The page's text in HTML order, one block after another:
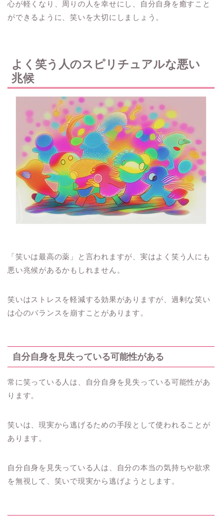
心が軽くなり、周りの人を幸せにし、自分自身を癒すこと
ができるように、笑いを大切にしましょう。
よく笑う人のスピリチュアルな悪い
兆候
「笑いは最高の薬」と言われますが、実はよく笑う人にも
悪い兆候があるかもしれません。
笑いはストレスを軽減する効果がありますが、過剰な笑い
は心のバランスを崩すことがあります。
自分自身を見失っている可能性がある
常に笑っている人は、自分自身を見失っている可能性があ
ります。
笑いは、現実から逃げるための手段として使われることが
あります。
自分自身を見失っている人は、自分の本当の気持ちや欲求
を無視して、笑いで現実から逃げようとします。